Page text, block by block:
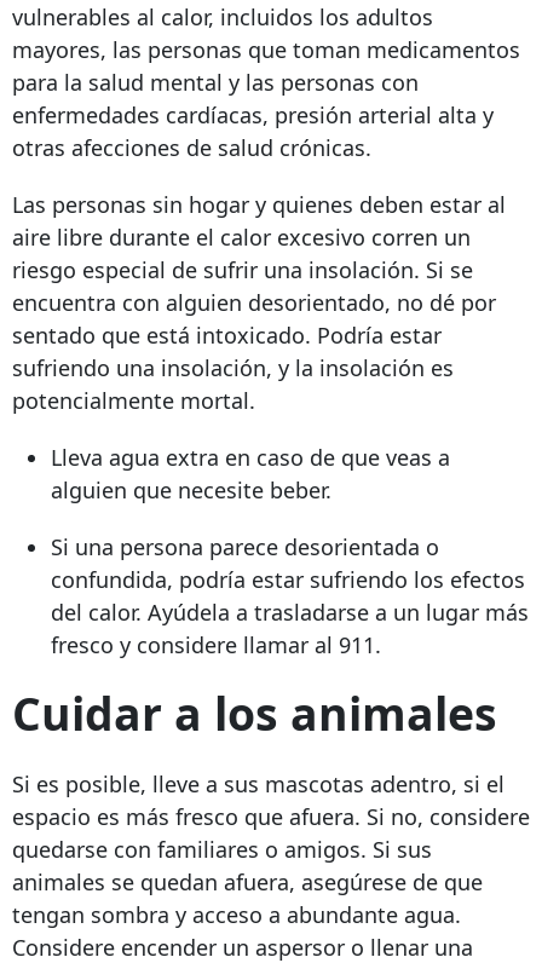
vulnerables al calor, incluidos los adultos
mayores, las personas que toman medicamentos
para la salud mental y las personas con
enfermedades cardíacas, presión arterial alta y
otras afecciones de salud crónicas.
Las personas sin hogar y quienes deben estar al
aire libre durante el calor excesivo corren un
riesgo especial de sufrir una insolación. Si se
encuentra con alguien desorientado, no dé por
sentado que está intoxicado. Podría estar
sufriendo una insolación, y la insolación es
potencialmente mortal.
Lleva agua extra en caso de que veas a
alguien que necesite beber.
Si una persona parece desorientada o
confundida, podría estar sufriendo los efectos
del calor. Ayúdela a trasladarse a un lugar más
fresco y considere llamar al 911.
Cuidar a los animales
Si es posible, lleve a sus mascotas adentro, si el
espacio es más fresco que afuera. Si no, considere
quedarse con familiares o amigos. Si sus
animales se quedan afuera, asegúrese de que
tengan sombra y acceso a abundante agua.
Considere encender un aspersor o llenar una